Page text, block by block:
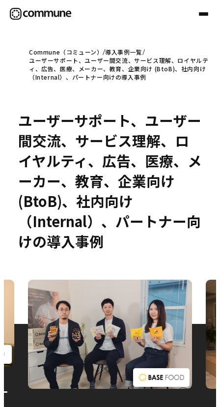
Communeについて
事例
お役立ち情報
Commune（コミューン）
導入事例一覧
ユーザーサポート、ユーザー間交流、サービス理解、ロイヤルテ
ィ、広告、医療、メーカー、教育、企業向け (BtoB)、社内向け
（Internal）、パートナー向けの導入事例
ユーザーサポート、ユーザー
間交流、サービス理解、ロ
イヤルティ、広告、医療、メ
ーカー、教育、企業向け
(BtoB)、社内向け
（Internal）、パートナー向
けの導入事例